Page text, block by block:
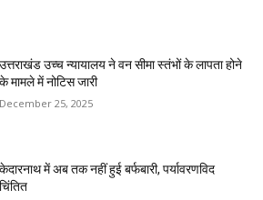
उत्तराखंड उच्च न्यायालय ने वन सीमा स्तंभों के लापता होने
के मामले में नोटिस जारी
December 25, 2025
केदारनाथ में अब तक नहीं हुई बर्फबारी, पर्यावरणविद
चिंतित